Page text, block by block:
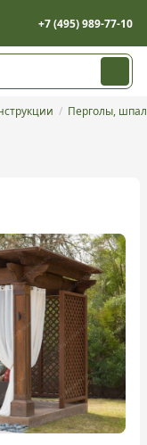
+7 (495) 989-77-10
Перголы,